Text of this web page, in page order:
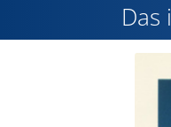
Home
Das